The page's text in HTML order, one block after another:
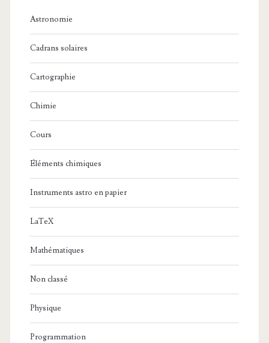
Astronomie
Cadrans solaires
Cartographie
Chimie
Cours
Éléments chimiques
Instruments astro en papier
LaTeX
Mathématiques
Non classé
Physique
Programmation